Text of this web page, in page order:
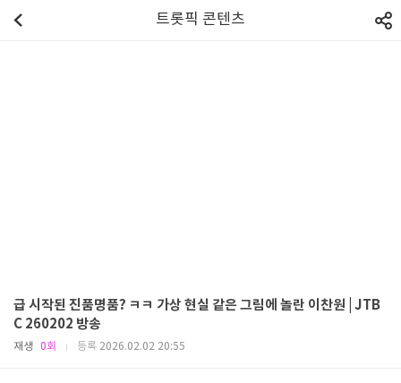
트롯픽 콘텐츠
급 시작된 진품명품? ㅋㅋ 가상 현실 같은 그림에 놀란 이찬원 | JTB
C 260202 방송
재생 0회 | 등록 2026.02.02 20:55